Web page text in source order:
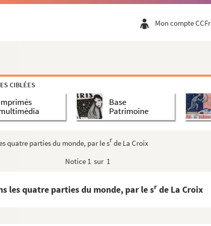
Mon compte CCFr
CIBLÉES
Base
Patrimoine
quatre parties du monde, par le srde La Croix
Notice 1 sur 1
les quatre parties du monde, par le sr de La Croix
Rouen, et de ses compagnons saint...
et exemplorum
et à l'étranger, de 1648 à 1661
de Jules César
Parlements et des États généraux, p...